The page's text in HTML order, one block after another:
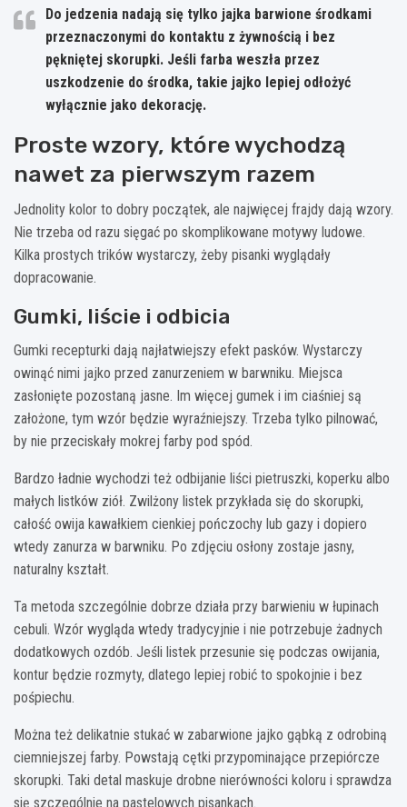
Do jedzenia nadają się tylko jajka barwione środkami
przeznaczonymi do kontaktu z żywnością i bez
pękniętej skorupki. Jeśli farba weszła przez
uszkodzenie do środka, takie jajko lepiej odłożyć
wyłącznie jako dekorację.
Proste wzory, które wychodzą
nawet za pierwszym razem
Jednolity kolor to dobry początek, ale najwięcej frajdy dają wzory.
Nie trzeba od razu sięgać po skomplikowane motywy ludowe.
Kilka prostych trików wystarczy, żeby pisanki wyglądały
dopracowanie.
Gumki, liście i odbicia
Gumki recepturki dają najłatwiejszy efekt pasków. Wystarczy
owinąć nimi jajko przed zanurzeniem w barwniku. Miejsca
zasłonięte pozostaną jasne. Im więcej gumek i im ciaśniej są
założone, tym wzór będzie wyraźniejszy. Trzeba tylko pilnować,
by nie przeciskały mokrej farby pod spód.
Bardzo ładnie wychodzi też odbijanie liści pietruszki, koperku albo
małych listków ziół. Zwilżony listek przykłada się do skorupki,
całość owija kawałkiem cienkiej pończochy lub gazy i dopiero
wtedy zanurza w barwniku. Po zdjęciu osłony zostaje jasny,
naturalny kształt.
Ta metoda szczególnie dobrze działa przy barwieniu w łupinach
cebuli. Wzór wygląda wtedy tradycyjnie i nie potrzebuje żadnych
dodatkowych ozdób. Jeśli listek przesunie się podczas owijania,
kontur będzie rozmyty, dlatego lepiej robić to spokojnie i bez
pośpiechu.
Można też delikatnie stukać w zabarwione jajko gąbką z odrobiną
ciemniejszej farby. Powstają cętki przypominające przepiórcze
skorupki. Taki detal maskuje drobne nierówności koloru i sprawdza
się szczególnie na pastelowych pisankach.